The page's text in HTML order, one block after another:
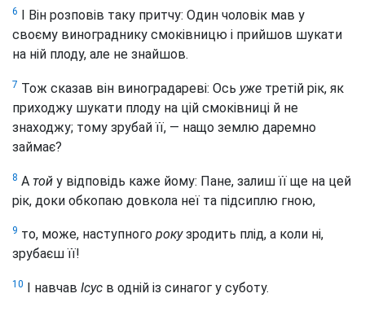
6
І Він розповів таку притчу: Один чоловік мав у
своєму винограднику смоківницю і прийшов шукати
на ній плоду, але не знайшов.
7 Тож сказав він виноградареві: Ось уже третій рік, як
приходжу шукати плоду на цій смоківниці й не
знаходжу; тому зрубай її, — нащо землю даремно
займає?
8 А той у відповідь каже йому: Пане, залиш її ще на цей
рік, доки обкопаю довкола неї та підсиплю гною,
9 то, може, наступного рокузродить плід, а коли ні,
зрубаєш її!
10 І навчав Ісус в одній із синагог у суботу.